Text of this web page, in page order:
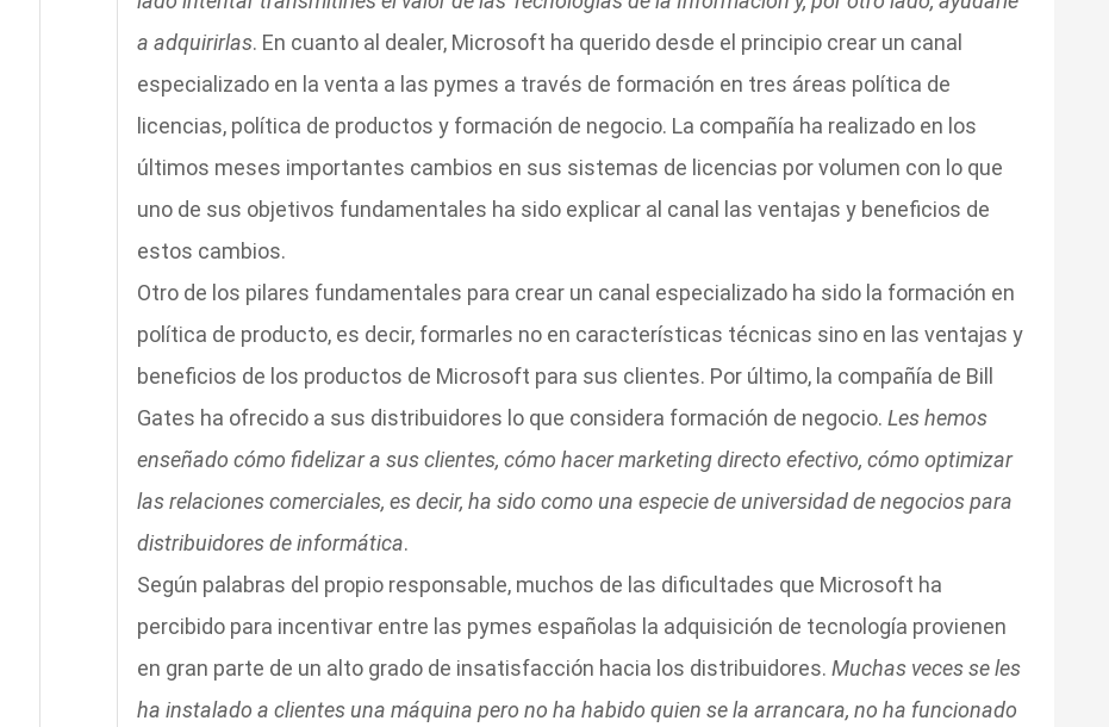
a adquirirlas. En cuanto al dealer, Microsoft ha querido desde el principio crear un canal
especializado en la venta a las pymes a través de formación en tres áreas política de
licencias, política de productos y formación de negocio. La compañía ha realizado en los
últimos meses importantes cambios en sus sistemas de licencias por volumen con lo que
uno de sus objetivos fundamentales ha sido explicar al canal las ventajas y beneficios de
estos cambios.
Otro de los pilares fundamentales para crear un canal especializado ha sido la formación en
política de producto, es decir, formarles no en características técnicas sino en las ventajas y
beneficios de los productos de Microsoft para sus clientes. Por último, la compañía de Bill
Gates ha ofrecido a sus distribuidores lo que considera formación de negocio. Les hemos
enseñado cómo fidelizar a sus clientes, cómo hacer marketing directo efectivo, cómo optimizar
las relaciones comerciales, es decir, ha sido como una especie de universidad de negocios para
distribuidores de informática.
Según palabras del propio responsable, muchos de las dificultades que Microsoft ha
percibido para incentivar entre las pymes españolas la adquisición de tecnología provienen
en gran parte de un alto grado de insatisfacción hacia los distribuidores. Muchas veces se les
ha instalado a clientes una máquina pero no ha habido quien se la arrancara, no ha funcionado